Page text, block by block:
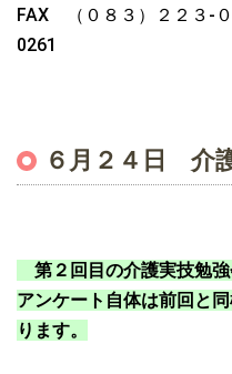
FAX （０８３）２２
0261
６月２４日 介
第２回目の介護実技勉強
アンケート自体は前回と
ります。